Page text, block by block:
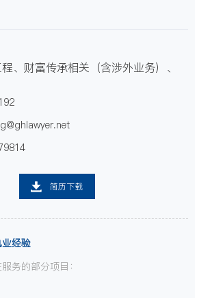
、财富传承相关（含涉外业务）、
简历下载
经验
务的部分项目：